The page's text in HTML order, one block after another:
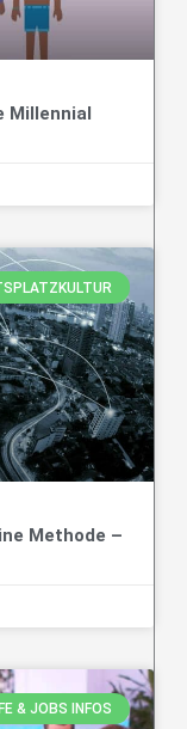
Millennial
Methode –
& JOBS INFOS